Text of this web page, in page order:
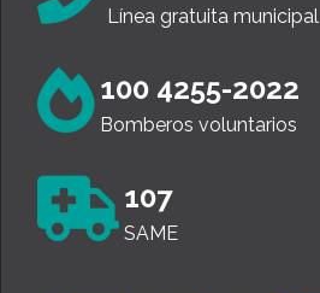
Línea gratuita municipal
100 4255-2022
Bomberos voluntarios
107
SAME